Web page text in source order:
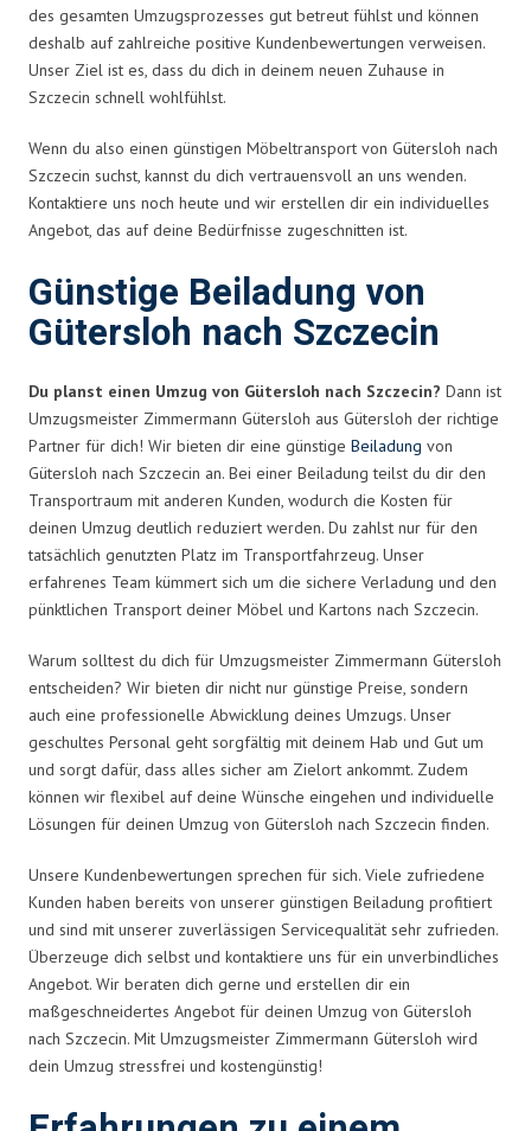
des gesamten Umzugsprozesses gut betreut fühlst und können
deshalb auf zahlreiche positive Kundenbewertungen verweisen.
Unser Ziel ist es, dass du dich in deinem neuen Zuhause in
Szczecin schnell wohlfühlst.
Wenn du also einen günstigen Möbeltransport von Gütersloh nach
Szczecin suchst, kannst du dich vertrauensvoll an uns wenden.
Kontaktiere uns noch heute und wir erstellen dir ein individuelles
Angebot, das auf deine Bedürfnisse zugeschnitten ist.
Günstige Beiladung von
Gütersloh nach Szczecin
Du planst einen Umzug von Gütersloh nach Szczecin? Dann ist
Umzugsmeister Zimmermann Gütersloh aus Gütersloh der richtige
Partner für dich! Wir bieten dir eine günstige Beiladung von
Gütersloh nach Szczecin an. Bei einer Beiladung teilst du dir den
Transportraum mit anderen Kunden, wodurch die Kosten für
deinen Umzug deutlich reduziert werden. Du zahlst nur für den
tatsächlich genutzten Platz im Transportfahrzeug. Unser
erfahrenes Team kümmert sich um die sichere Verladung und den
pünktlichen Transport deiner Möbel und Kartons nach Szczecin.
Warum solltest du dich für Umzugsmeister Zimmermann Gütersloh
entscheiden? Wir bieten dir nicht nur günstige Preise, sondern
auch eine professionelle Abwicklung deines Umzugs. Unser
geschultes Personal geht sorgfältig mit deinem Hab und Gut um
und sorgt dafür, dass alles sicher am Zielort ankommt. Zudem
können wir flexibel auf deine Wünsche eingehen und individuelle
Lösungen für deinen Umzug von Gütersloh nach Szczecin finden.
Unsere Kundenbewertungen sprechen für sich. Viele zufriedene
Kunden haben bereits von unserer günstigen Beiladung profitiert
und sind mit unserer zuverlässigen Servicequalität sehr zufrieden.
Überzeuge dich selbst und kontaktiere uns für ein unverbindliches
Angebot. Wir beraten dich gerne und erstellen dir ein
maßgeschneidertes Angebot für deinen Umzug von Gütersloh
nach Szczecin. Mit Umzugsmeister Zimmermann Gütersloh wird
dein Umzug stressfrei und kostengünstig!